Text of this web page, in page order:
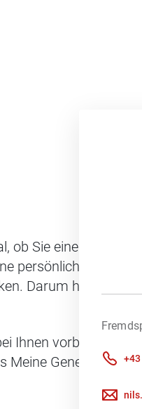
Sie einen
persönliche
Darum helfe ich
Ihnen vorbei oder
Generali